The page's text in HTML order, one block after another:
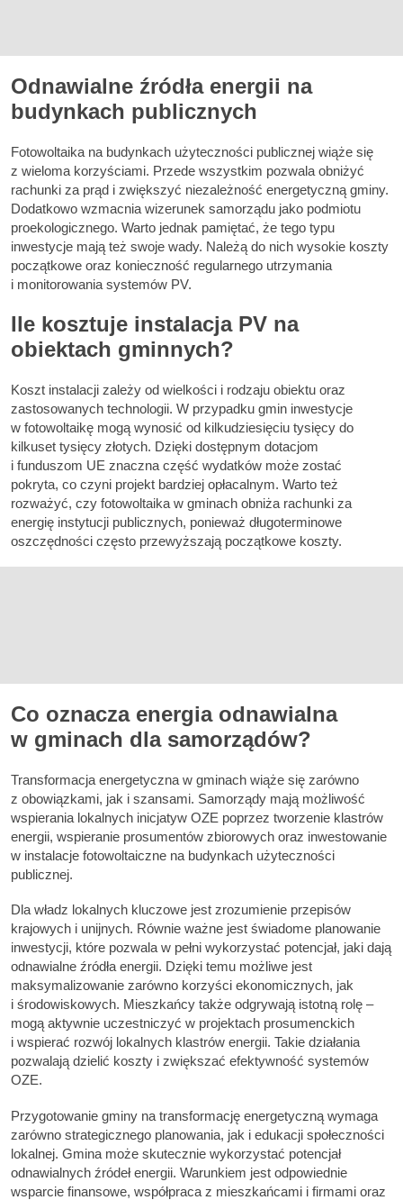
Odnawialne źródła energii na
budynkach publicznych
Fotowoltaika na budynkach użyteczności publicznej wiąże się
z wieloma korzyściami. Przede wszystkim pozwala obniżyć
rachunki za prąd i zwiększyć niezależność energetyczną gminy.
Dodatkowo wzmacnia wizerunek samorządu jako podmiotu
proekologicznego. Warto jednak pamiętać, że tego typu
inwestycje mają też swoje wady. Należą do nich wysokie koszty
początkowe oraz konieczność regularnego utrzymania
i monitorowania systemów PV.
Ile kosztuje instalacja PV na
obiektach gminnych?
Koszt instalacji zależy od wielkości i rodzaju obiektu oraz
zastosowanych technologii. W przypadku gmin inwestycje
w fotowoltaikę mogą wynosić od kilkudziesięciu tysięcy do
kilkuset tysięcy złotych. Dzięki dostępnym dotacjom
i funduszom UE znaczna część wydatków może zostać
pokryta, co czyni projekt bardziej opłacalnym. Warto też
rozważyć, czy fotowoltaika w gminach obniża rachunki za
energię instytucji publicznych, ponieważ długoterminowe
oszczędności często przewyższają początkowe koszty.
Co oznacza energia odnawialna
w gminach dla samorządów?
Transformacja energetyczna w gminach wiąże się zarówno
z obowiązkami, jak i szansami. Samorządy mają możliwość
wspierania lokalnych inicjatyw OZE poprzez tworzenie klastrów
energii, wspieranie prosumentów zbiorowych oraz inwestowanie
w instalacje fotowoltaiczne na budynkach użyteczności
publicznej.
Dla władz lokalnych kluczowe jest zrozumienie przepisów
krajowych i unijnych. Równie ważne jest świadome planowanie
inwestycji, które pozwala w pełni wykorzystać potencjał, jaki dają
odnawialne źródła energii. Dzięki temu możliwe jest
maksymalizowanie zarówno korzyści ekonomicznych, jak
i środowiskowych. Mieszkańcy także odgrywają istotną rolę –
mogą aktywnie uczestniczyć w projektach prosumenckich
i wspierać rozwój lokalnych klastrów energii. Takie działania
pozwalają dzielić koszty i zwiększać efektywność systemów
OZE.
Przygotowanie gminy na transformację energetyczną wymaga
zarówno strategicznego planowania, jak i edukacji społeczności
lokalnej. Gmina może skutecznie wykorzystać potencjał
odnawialnych źródeł energii. Warunkiem jest odpowiednie
wsparcie finansowe, współpraca z mieszkańcami i firmami oraz